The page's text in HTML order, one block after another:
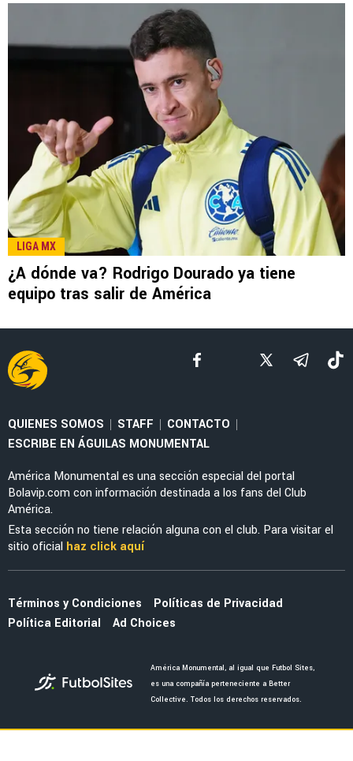
LEE TAMBIÉN
FEMENIL
Priscila da Silva firma doblete con América
Femenil y reacciona al Estadio Banorte